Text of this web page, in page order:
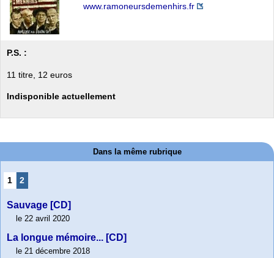
www.ramoneursdemenhirs.fr
P.S. :
11 titre, 12 euros
Indisponible actuellement
Dans la même rubrique
1 2
Sauvage [CD]
le 22 avril 2020
La longue mémoire... [CD]
le 21 décembre 2018